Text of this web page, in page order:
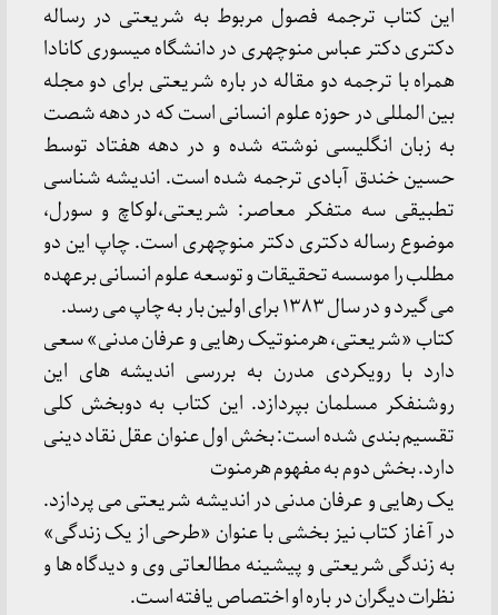
این کتاب ترجمه فصول مربوط به شریعتی در رساله
دکتری دکتر عباس منوچهری در دانشگاه میسوری کانادا
همراه با ترجمه دو مقاله در باره شریعتی برای دو مجله
بین المللی در حوزه علوم انسانی است که در دهه شصت
به زبان انگلیسی نوشته شده و در دهه هفتاد توسط
حسین خندق آبادی ترجمه شده است. اندیشه شناسی
تطبیقی سه متفکر معاصر: شریعتی،لوکاچ و سورل،
موضوع رساله دکتری دکتر منوچهری است. چاپ این دو
مطلب را موسسه تحقیقات و توسعه علوم انسانی برعهده
می گیرد و در سال ۱۳۸۳ برای اولین بار به چاپ می رسد.
کتاب «شریعتی، هرمنوتیک رهایی و عرفان مدنی» سعی
دارد با رویکردی مدرن به بررسی اندیشه های این
روشنفکر مسلمان بپردازد. این کتاب به دوبخش کلی
تقسیم بندی شده است: بخش اول عنوان عقل نقاد دینی
دارد. بخش دوم به مفهوم هرمنوت
یک رهایی و عرفان مدنی در اندیشه شریعتی می پردازد.
در آغاز کتاب نیز بخشی با عنوان «طرحی از یک زندگی»
به زندگی شریعتی و پیشینه مطالعاتی وی و دیدگاه ها و
نظرات دیگران در باره او اختصاص یافته است.